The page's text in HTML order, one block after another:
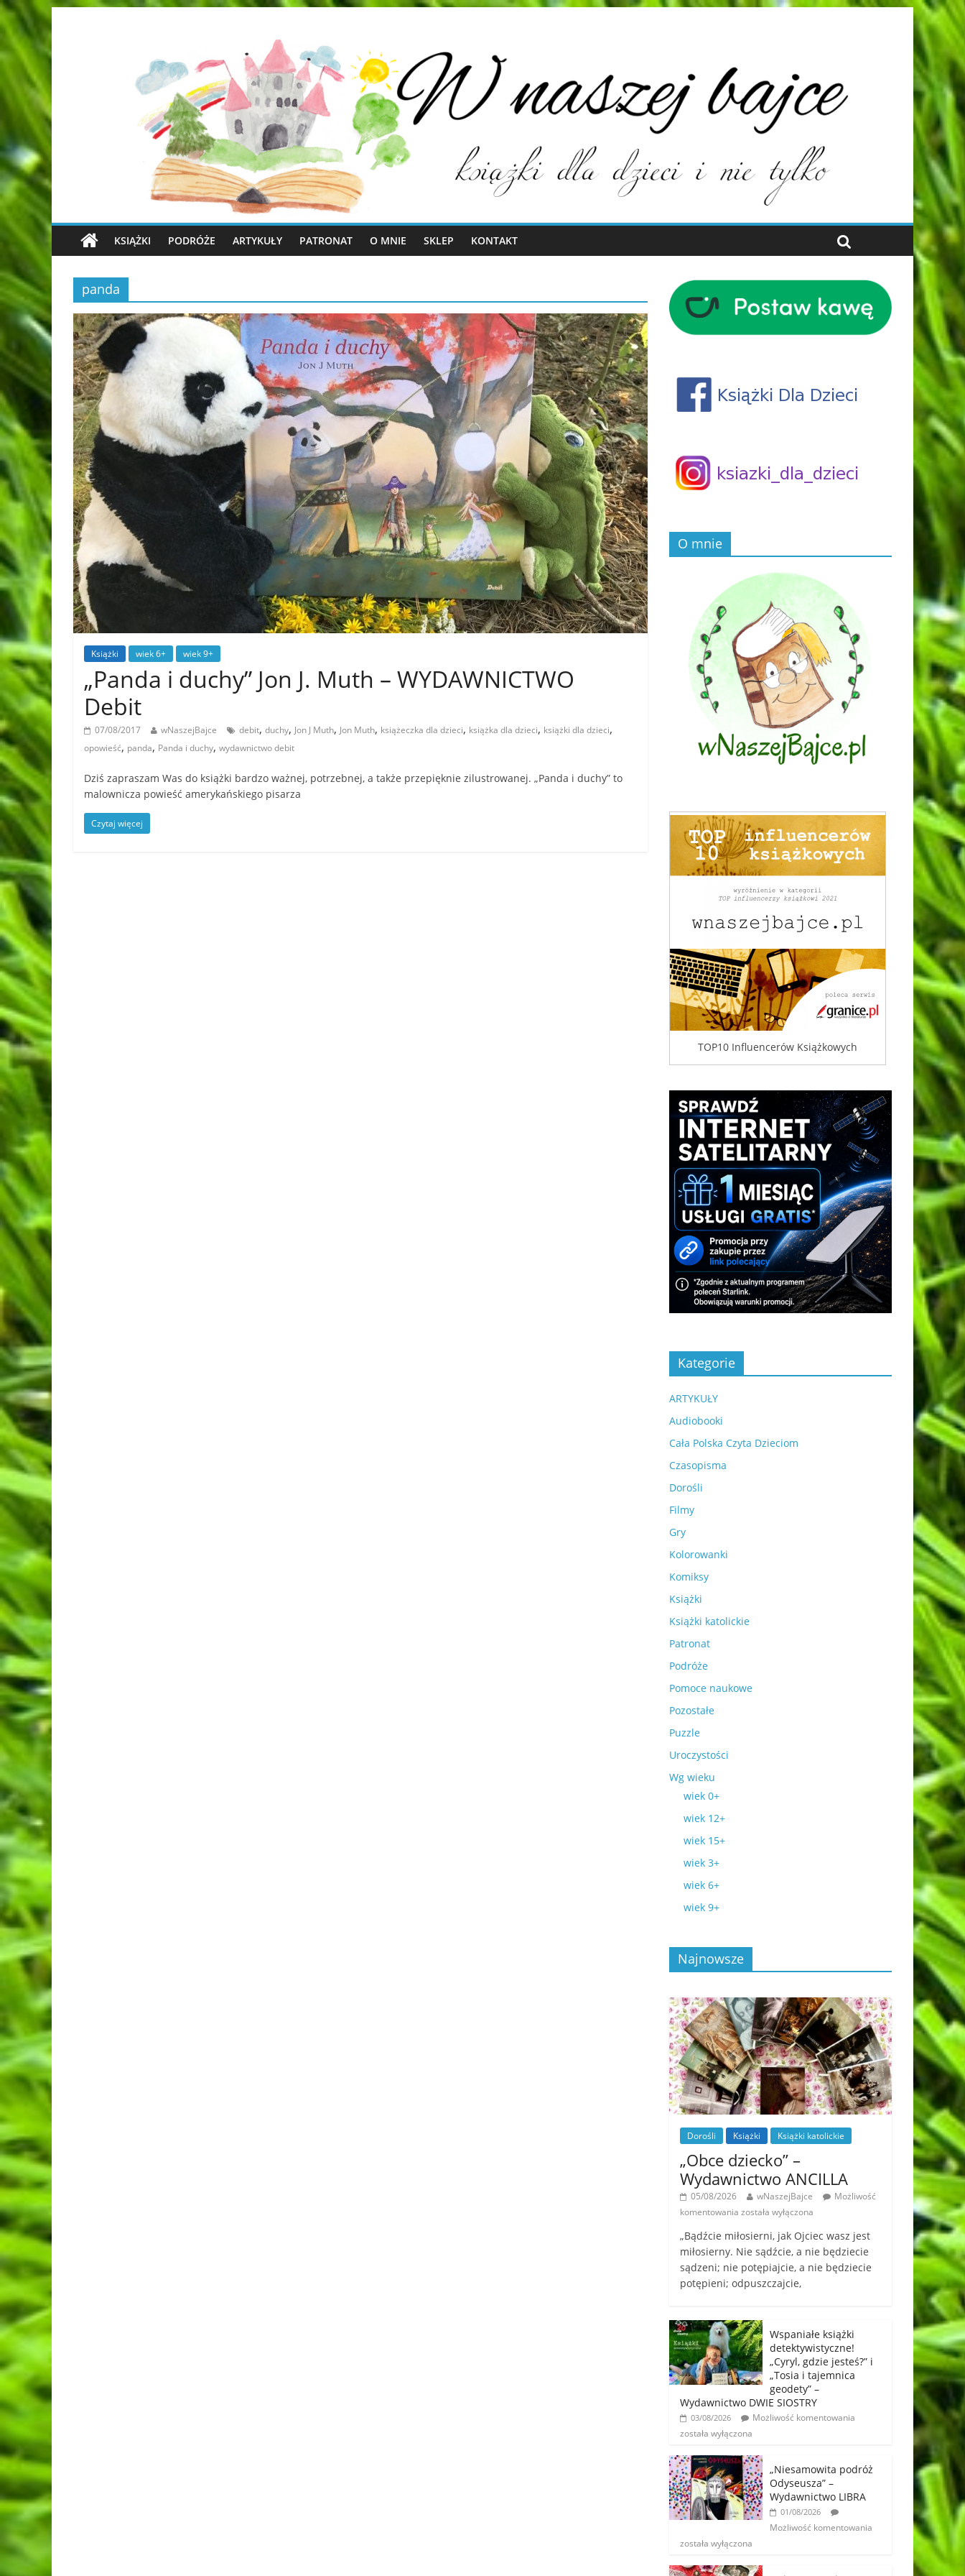
KSIĄŻKI PODRÓŻE ARTYKUŁY PATRONAT O MNIE SKLEP KONTAKT
panda
Książki wiek 6+ wiek 9+
„Panda i duchy” Jon J. Muth – WYDAWNICTWO
Debit
07/08/2017 wNaszejBajce debit, duchy, Jon J Muth, Jon Muth, książeczka dla dzieci, książka dla dzieci, książki dla dzieci,
opowieść, panda, Panda i duchy, wydawnictwo debit
Dziś zapraszam Was do książki bardzo ważnej, potrzebnej, a także przepięknie zilustrowanej. „Panda i duchy” to
malownicza powieść amerykańskiego pisarza
Czytaj więcej
O mnie
TOP10 Influencerów Książkowych
Kategorie
ARTYKUŁY
Audiobooki
Cała Polska Czyta Dzieciom
Czasopisma
Dorośli
Filmy
Gry
Kolorowanki
Komiksy
Książki
Książki katolickie
Patronat
Podróże
Pomoce naukowe
Pozostałe
Puzzle
Uroczystości
Wg wieku
wiek 0+
wiek 12+
wiek 15+
wiek 3+
wiek 6+
wiek 9+
Najnowsze
Dorośli Książki Książki katolickie
„Obce dziecko” –
Wydawnictwo ANCILLA
05/08/2026 wNaszejBajce
Możliwość
komentowania została wyłączona
„Bądźcie miłosierni, jak Ojciec wasz jest
miłosierny. Nie sądźcie, a nie będziecie
sądzeni; nie potępiajcie, a nie będziecie
potępieni; odpuszczajcie,
Wspaniałe książki
detektywistyczne!
„Cyryl, gdzie jesteś?” i
„Tosia i tajemnica
geodety” –
Wydawnictwo DWIE SIOSTRY
03/08/2026
Możliwość komentowania
została wyłączona
„Niesamowita podróż
Odyseusza” –
Wydawnictwo LIBRA
01/08/2026
Możliwość komentowania
została wyłączona